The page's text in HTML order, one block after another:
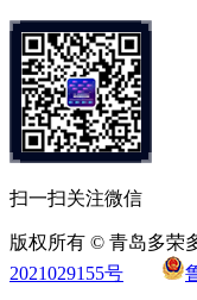
扫一扫关注微信
版权所有 © 青岛多荣
2021029155号